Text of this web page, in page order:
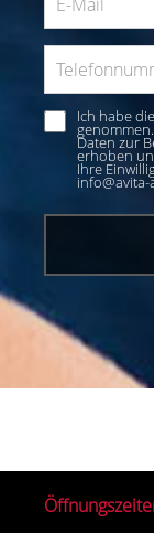
Ich habe die
Daten zur
erhoben
Ihre